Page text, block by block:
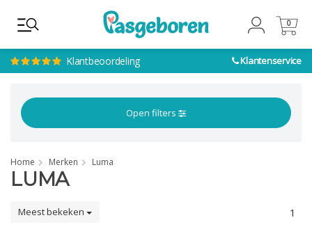
Klantbeoordeling Klantenservice
0
0
Open filters
Home Merken Luma
LUMA
Meest bekeken 1